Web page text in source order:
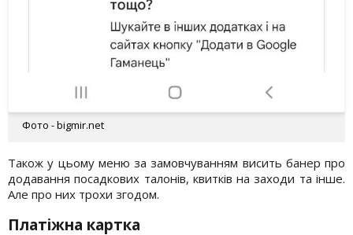
Фото - bigmir.net
Також у цьому меню за замовчуванням висить банер про
додавання посадкових талонів, квитків на заходи та інше.
Але про них трохи згодом.
Платіжна картка